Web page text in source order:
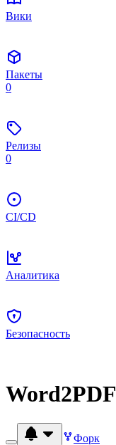
Вики
Пакеты
0
Релизы
0
CI/CD
Аналитика
Безопасность
Word2PDF
Форк